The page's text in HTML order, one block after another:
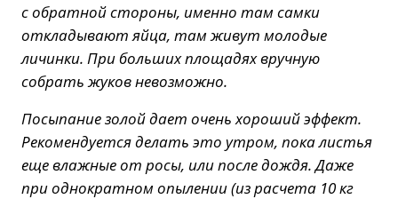
с обратной стороны, именно там самки
откладывают яйца, там живут молодые
личинки. При больших площадях вручную
собрать жуков невозможно.
Посыпание золой дает очень хороший эффект.
Рекомендуется делать это утром, пока листья
еще влажные от росы, или после дождя. Даже
при однократном опылении (из расчета 10 кг